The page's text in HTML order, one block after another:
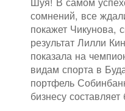
сомнений, все
покажет Чикунова,
результат Лилли
показала на
видам спорта в
портфель
бизнесу